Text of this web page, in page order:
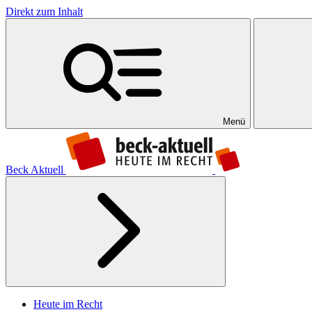
Direkt zum Inhalt
Menü
Beck Aktuell
Heute im Recht